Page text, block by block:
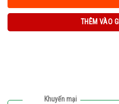
THÊM VÀO
Khuyến mại